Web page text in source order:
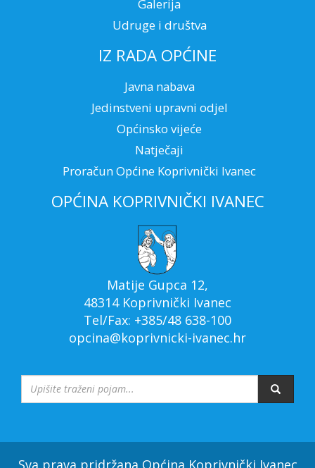
Galerija
Udruge i društva
IZ RADA OPĆINE
Javna nabava
Jedinstveni upravni odjel
Općinsko vijeće
Natječaji
Proračun Općine Koprivnički Ivanec
OPĆINA KOPRIVNIČKI IVANEC
Matije Gupca 12,
48314 Koprivnički Ivanec
Tel/Fax: +385/48 638-100
opcina@koprivnicki-ivanec.hr
Sva prava pridržana Općina Koprivnički Ivanec